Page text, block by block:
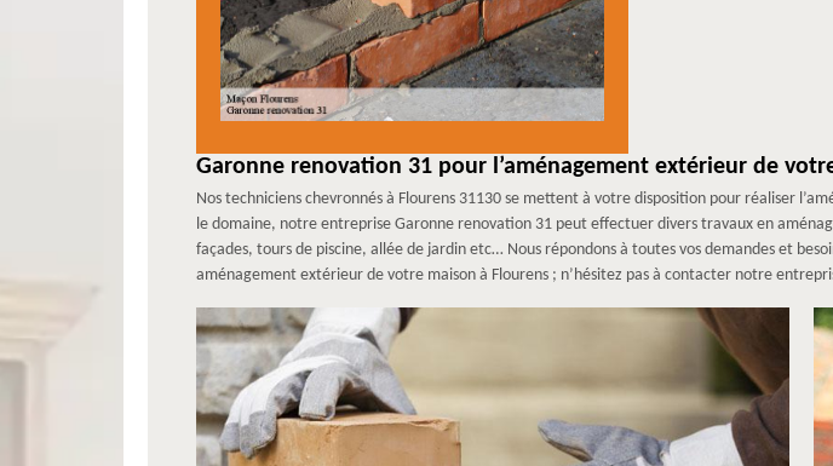
Garonne renovation 31 pour l’aménagement extérieur de
Nos techniciens chevronnés à Flourens 31130 se mettent à votre disposition pour réaliser
le domaine, notre entreprise Garonne renovation 31 peut effectuer divers travaux en
façades, tours de piscine, allée de jardin etc… Nous répondons à toutes vos demandes et
aménagement extérieur de votre maison à Flourens ; n’hésitez pas à contacter notre